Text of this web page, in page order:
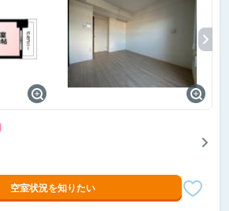
空室状況を知りたい